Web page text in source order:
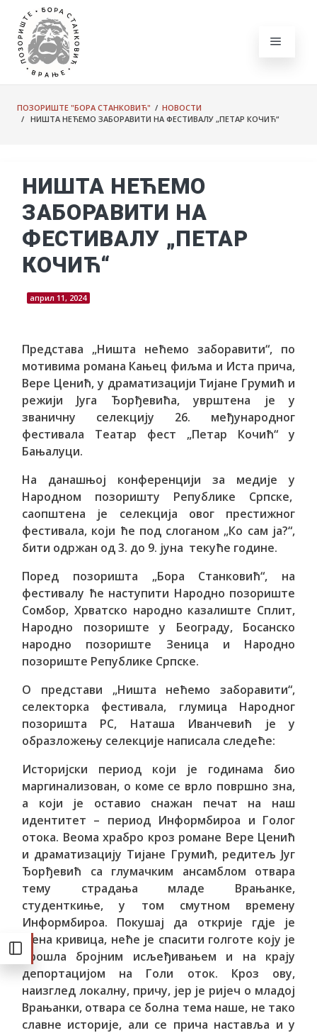
ПОЗОРИШТЕ "БОРА СТАНКОВИЋ" / НОВОСТИ
/ НИШТА НЕЋЕМО ЗАБОРАВИТИ НА ФЕСТИВАЛУ „ПЕТАР КОЧИЋ“
НИШТА НЕЋЕМО
ЗАБОРАВИТИ НА
ФЕСТИВАЛУ „ПЕТАР
КОЧИЋ“
април 11, 2024
Представа „Ништа нећемо заборавити“, по
мотивима романа Кањец фиљма и Иста прича,
Вере Ценић, у драматизацији Тијане Грумић и
режији Југа Ђорђевића, уврштена је у
званичну селекцију 26. међународног
фестивала Театар фест „Петар Кочић“ у
Бањалуци.
На данашњој конференцији за медије у
Народном позоришту Републике Српске,
саопштена је селекција овог престижног
фестивала, који ће под слоганом „Ко сам ја?“,
бити одржан од 3. до 9. јуна текуће године.
Поред позоришта „Бора Станковић“, на
фестивалу ће наступити Народно позориште
Сомбор, Хрватско народно казалиште Сплит,
Народно позориште у Београду, Босанско
народно позориште Зеница и Народно
позориште Републике Српске.
О представи „Ништа нећемо заборавити“,
селекторка фестивала, глумица Народног
позоришта РС, Наташа Иванчевић је у
образложењу селекције написала следеће:
Историјски период који је годинама био
маргинализован, о коме се врло површно зна,
а који је оставио снажан печат на наш
идентитет – период Информбироа и Голог
отока. Веома храбро кроз романе Вере Ценић
и драматизацију Тијане Грумић, редитељ Југ
Ђорђевић са глумачким ансамблом отвара
тему страдања младе Врањанке,
студенткиње, у том смутном времену
Информбироа. Покушај да открије гдје је
њена кривица, неће је спасити голготе коју је
прошла бројним исљеђивањем и на крају
депортацијом на Голи оток. Кроз ову,
наизглед локалну, причу, јер је ријеч о младој
Врањанки, отвара се болна тема наше, не тако
славне историје, али се прича наставља и у